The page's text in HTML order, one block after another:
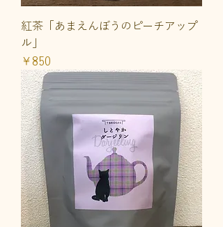
紅茶「あまえんぼうのピーチアップ
ル」
価格
￥850